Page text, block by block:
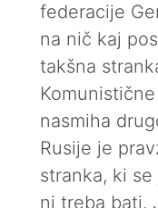
federacije
na nič kaj
takšna
nasmiha
Rusije je
stranka, ki
ni treba bati.